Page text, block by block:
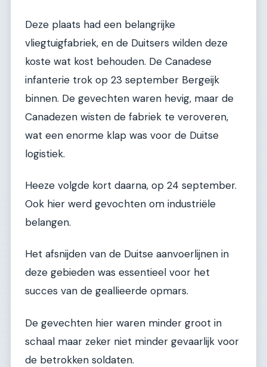
Deze plaats had een belangrijke
vliegtuigfabriek, en de Duitsers wilden deze
koste wat kost behouden. De Canadese
infanterie trok op 23 september Bergeijk
binnen. De gevechten waren hevig, maar de
Canadezen wisten de fabriek te veroveren,
wat een enorme klap was voor de Duitse
logistiek.
Heeze volgde kort daarna, op 24 september.
Ook hier werd gevochten om industriële
belangen.
Het afsnijden van de Duitse aanvoerlijnen in
deze gebieden was essentieel voor het
succes van de geallieerde opmars.
De gevechten hier waren minder groot in
schaal maar zeker niet minder gevaarlijk voor
de betrokken soldaten.